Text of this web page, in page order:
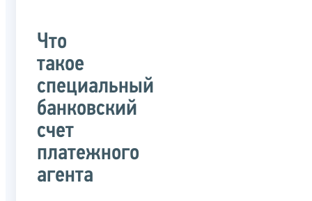
Что
такое
специальный
банковский
счет
платежного
агента